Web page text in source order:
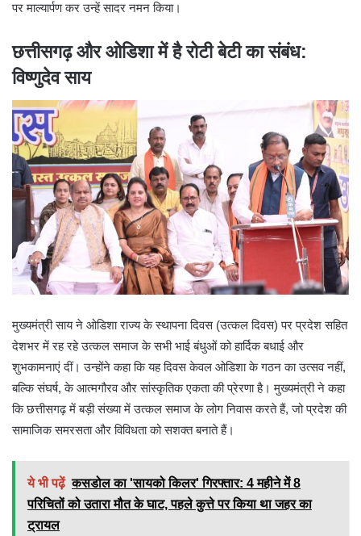
पर माल्यार्पण कर उन्हें सादर नमन किया।
छत्तीसगढ़ और ओडिशा में है रोटी बेटी का संबंध:
विष्णुदेव साय
मुख्यमंत्री साय ने ओडिशा राज्य के स्थापना दिवस (उत्कल दिवस) पर प्रदेश सहित
देशभर में रह रहे उत्कल समाज के सभी भाई बंधुओं को हार्दिक बधाई और
शुभकामनाएं दीं। उन्होंने कहा कि यह दिवस केवल ओडिशा के गठन का उत्सव नहीं,
बल्कि संघर्ष, के आत्मगौरव और सांस्कृतिक एकता की प्रेरणा है। मुख्यमंत्री ने कहा
कि छत्तीसगढ़ में बड़ी संख्या में उत्कल समाज के लोग निवास करते हैं, जो प्रदेश की
सामाजिक समरसता और विविधता को सशक्त बनाते हैं।
ये भी पढ़ें कसडोल का 'सायको किलर' गिरफ्तार: 4 महीने में 8
परिचितों को उतारा मौत के घाट, पहले कुत्ते पर किया था जहर का
ट्रायल